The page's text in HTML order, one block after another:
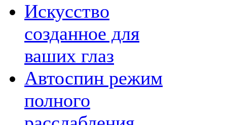
Искусство
созданное для
ваших глаз
Автоспин режим
полного